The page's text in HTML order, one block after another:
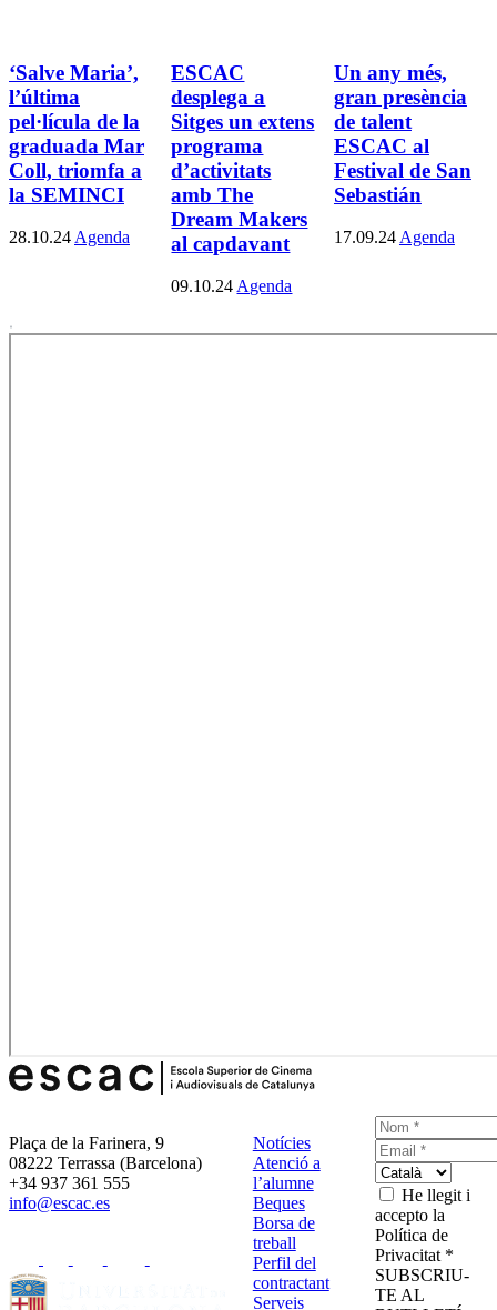
‘Salve Maria’,
l’última
pel·lícula de la
graduada Mar
Coll, triomfa a
la SEMINCI
28.10.24 Agenda
ESCAC
desplega a
Sitges un extens
programa
d’activitats
amb The
Dream Makers
al capdavant
09.10.24 Agenda
Un any més,
gran presència
de talent
ESCAC al
Festival de San
Sebastián
17.09.24 Agenda
Plaça de la Farinera, 9
08222 Terrassa (Barcelona)
+34 937 361 555
info@escac.es
Notícies
Atenció a
l’alumne
Beques
Borsa de
treball
Perfil del
contractant
Serveis
He llegit i
accepto la
Política de
Privacitat *
SUBSCRIU-
TE AL